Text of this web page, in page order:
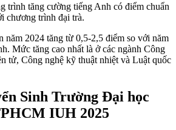
trình tăng cường tiếng Anh có điểm chuẩn
chương trình đại trà.
năm 2024 tăng từ 0,5-2,5 điểm so với năm
Mức tăng cao nhất là ở các ngành Công
tử, Công nghệ kỹ thuật nhiệt và Luật quốc
Sinh Trường Đại học
IUH 2025